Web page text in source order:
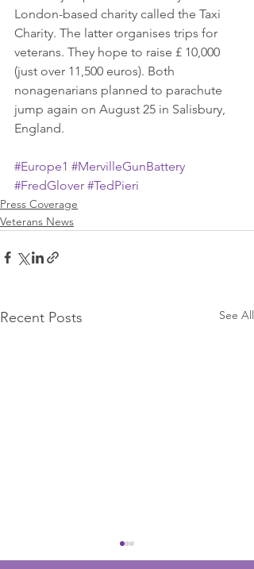
London-based charity called the Taxi
Charity. The latter organises trips for
veterans. They hope to raise £ 10,000
(just over 11,500 euros). Both
nonagenarians planned to parachute
jump again on August 25 in Salisbury,
England.
#Europe1 #MervilleGunBattery
#FredGlover #TedPieri
Press Coverage
Veterans News
Recent Posts See All